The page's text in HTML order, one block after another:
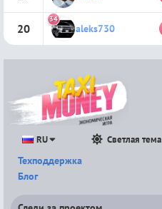
20
34
aleks730
RU Светлая тема
Техподдержка
Блог